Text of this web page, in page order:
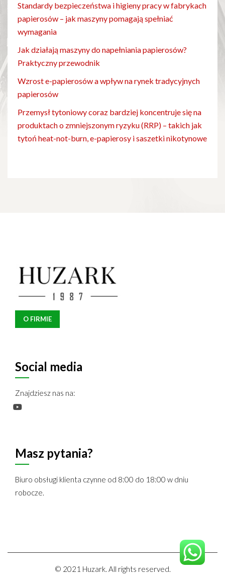
Standardy bezpieczeństwa i higieny pracy w fabrykach
papierosów – jak maszyny pomagają spełniać
wymagania
Jak działają maszyny do napełniania papierosów?
Praktyczny przewodnik
Wzrost e-papierosów a wpływ na rynek tradycyjnych
papierosów
Przemysł tytoniowy coraz bardziej koncentruje się na
produktach o zmniejszonym ryzyku (RRP) – takich jak
tytoń heat-not-burn, e-papierosy i saszetki nikotynowe
O FIRMIE
Social media
Znajdziesz nas na:
Masz pytania?
Biuro obsługi klienta czynne od 8:00 do 18:00 w dniu
robocze.
© 2021 Huzark. All rights reserved.